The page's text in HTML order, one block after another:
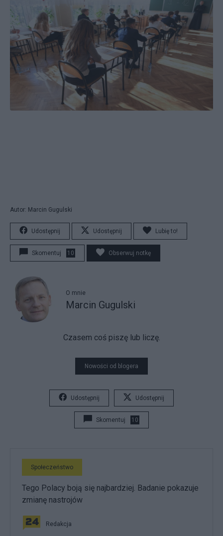
Autor: Marcin Gugulski
Udostępnij Udostępnij Lubię to!
Skomentuj 10 Obserwuj notkę
O mnie
Marcin Gugulski
Czasem coś piszę lub liczę.
Nowości od blogera
Udostępnij Udostępnij
Skomentuj 10
Społeczeństwo
Tego Polacy boją się najbardziej. Badanie pokazuje
zmianę nastrojów
Redakcja